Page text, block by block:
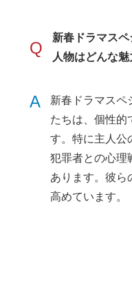
Q
新春ドラマス
人物はどんな
A
新春ドラマスペ
たちは、個性的
す。特に主人公
犯罪者との心理
あります。彼ら
高めています。